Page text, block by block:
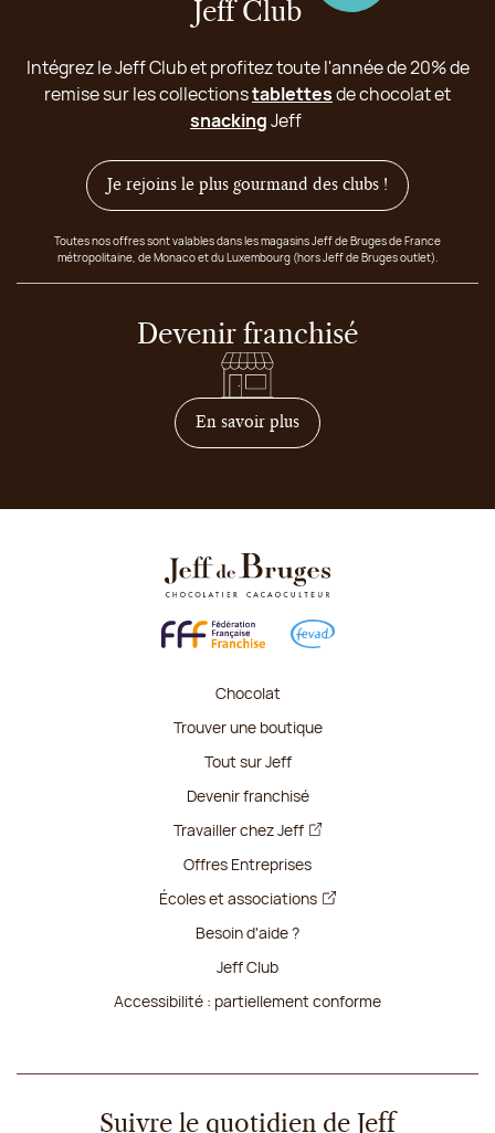
Jeff Club
Intégrez le Jeff Club et profitez toute l'année de 20% de
remise sur les collectionstablettesde chocolat et
snackingJeff
Je rejoins le plus gourmand des clubs !
Toutes nos offres sont valables dans les magasins Jeff de Bruges de France
métropolitaine, de Monaco et du Luxembourg (hors Jeff de Bruges outlet).
Devenir franchisé
En savoir plussur comment devenir
Chocolat
Trouver une boutique
Tout sur Jeff
Devenir franchisé
Travailler chez Jeff
Offres Entreprises
Écoles et associations
Besoin d'aide ?
Jeff Club
Accessibilité : partiellement conforme
Suivre le quotidien de Jeff